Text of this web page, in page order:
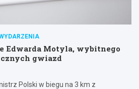
Edwarda Motyla, wybitnego
gwiazd
Polski w biegu na 3 km z